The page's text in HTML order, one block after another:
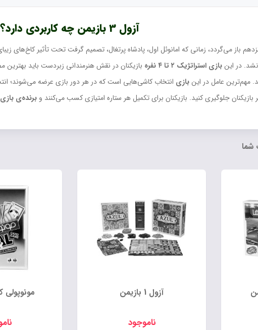
آزول 3 بازیمن چه کاربردی دارد؟
باز می‌گردد، زمانی که امانوئل اول، پادشاه پرتغال، تصمیم گرفت تحت تأثیر کاخ‌های
نشد. در اینبازی استراتژیک ۲ تا ۴ نفره
بازیکنان در نقش هنرمندانی زبردست باید بهترین
مهم‌ترین عامل در اینبازی انتخاب کاشی‌هایی است که در هر دور بازی عرضه می‌شوند؛
جلوگیری کنید. بازیکنان برای تکمیل هر ستاره امتیازی کسب می‌کنند و برنده‌ی بازی
شما
آزول 1 بازیمن
ناموجود
مونوپولی